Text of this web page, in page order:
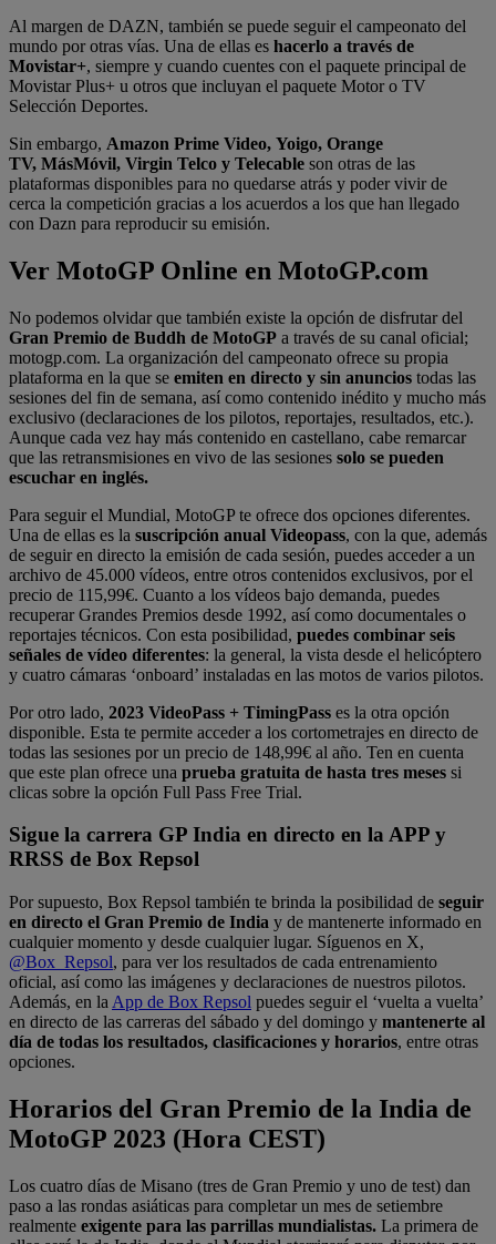
Al margen de DAZN, también se puede seguir el campeonato del
mundo por otras vías. Una de ellas es hacerlo a través de
Movistar+, siempre y cuando cuentes con el paquete principal de
Movistar Plus+ u otros que incluyan el paquete Motor o TV
Selección Deportes.
Sin embargo, Amazon Prime Video, Yoigo, Orange
TV, MásMóvil, Virgin Telco y Telecable son otras de las
plataformas disponibles para no quedarse atrás y poder vivir de
cerca la competición gracias a los acuerdos a los que han llegado
con Dazn para reproducir su emisión.
Ver MotoGP Online en MotoGP.com
No podemos olvidar que también existe la opción de disfrutar del
Gran Premio de Buddh de MotoGP a través de su canal oficial;
motogp.com. La organización del campeonato ofrece su propia
plataforma en la que se emiten en directo y sin anuncios todas las
sesiones del fin de semana, así como contenido inédito y mucho más
exclusivo (declaraciones de los pilotos, reportajes, resultados, etc.).
Aunque cada vez hay más contenido en castellano, cabe remarcar
que las retransmisiones en vivo de las sesiones solo se pueden
escuchar en inglés.
Para seguir el Mundial, MotoGP te ofrece dos opciones diferentes.
Una de ellas es la suscripción anual Videopass, con la que, además
de seguir en directo la emisión de cada sesión, puedes acceder a un
archivo de 45.000 vídeos, entre otros contenidos exclusivos, por el
precio de 115,99€. Cuanto a los vídeos bajo demanda, puedes
recuperar Grandes Premios desde 1992, así como documentales o
reportajes técnicos. Con esta posibilidad, puedes combinar seis
señales de vídeo diferentes: la general, la vista desde el helicóptero
y cuatro cámaras ‘onboard’ instaladas en las motos de varios pilotos.
Por otro lado, 2023 VideoPass + TimingPass es la otra opción
disponible. Esta te permite acceder a los cortometrajes en directo de
todas las sesiones por un precio de 148,99€ al año. Ten en cuenta
que este plan ofrece una prueba gratuita de hasta tres meses si
clicas sobre la opción Full Pass Free Trial.
Sigue la carrera GP India en directo en la APP y
RRSS de Box Repsol
Por supuesto, Box Repsol también te brinda la posibilidad de seguir
en directo el Gran Premio de India y de mantenerte informado en
cualquier momento y desde cualquier lugar. Síguenos en X,
@Box_Repsol, para ver los resultados de cada entrenamiento
oficial, así como las imágenes y declaraciones de nuestros pilotos.
Además, en la App de Box Repsol puedes seguir el ‘vuelta a vuelta’
en directo de las carreras del sábado y del domingo y mantenerte al
día de todas los resultados, clasificaciones y horarios, entre otras
opciones.
Horarios del Gran Premio de la India de
MotoGP 2023 (Hora CEST)
Los cuatro días de Misano (tres de Gran Premio y uno de test) dan
paso a las rondas asiáticas para completar un mes de setiembre
realmente exigente para las parrillas mundialistas. La primera de